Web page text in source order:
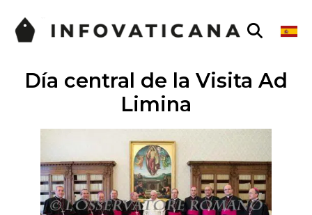
Día central de la Visita Ad
Limina